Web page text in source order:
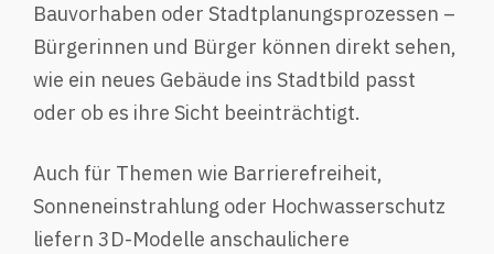
Bauvorhaben oder Stadtplanungsprozessen –
Bürgerinnen und Bürger können direkt sehen,
wie ein neues Gebäude ins Stadtbild passt
oder ob es ihre Sicht beeinträchtigt.
Auch für Themen wie Barrierefreiheit,
Sonneneinstrahlung oder Hochwasserschutz
liefern 3D-Modelle anschaulichere